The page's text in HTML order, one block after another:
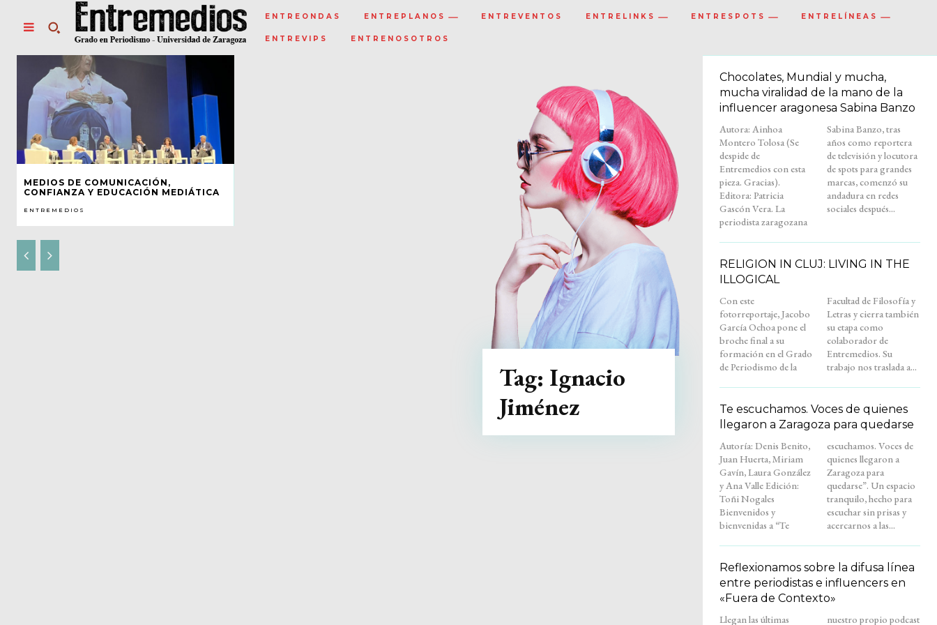
ENTREONDAS ENTREPLANOS ENTREVENTOS ENTRELINKS ENTRESPOTS ENTRELÍNEAS
ENTREVIPS ENTRENOSOTROS
MEDIOS DE COMUNICACIÓN,
CONFIANZA Y EDUCACIÓN MEDIÁTICA
ENTREMEDIOS
Tag: Ignacio
Jiménez
Chocolates, Mundial y mucha,
mucha viralidad de la mano de la
influencer aragonesa Sabina Banzo
Autora: Ainhoa
Montero Tolosa (Se
despide de
Entremedios con esta
pieza. Gracias).
Editora: Patricia
Gascón Vera. La
periodista zaragozana
Sabina Banzo, tras
años como reportera
de televisión y locutora
de spots para grandes
marcas, comenzó su
andadura en redes
sociales después...
RELIGION IN CLUJ: LIVING IN THE
ILLOGICAL
Con este
fotorreportaje, Jacobo
García Ochoa pone el
broche final a su
formación en el Grado
de Periodismo de la
Facultad de Filosofía y
Letras y cierra también
su etapa como
colaborador de
Entremedios. Su
trabajo nos traslada a...
Te escuchamos. Voces de quienes
llegaron a Zaragoza para quedarse
Autoría: Denis Benito,
Juan Huerta, Miriam
Gavín, Laura González
y Ana Valle Edición:
Toñi Nogales
Bienvenidos y
bienvenidas a “Te
escuchamos. Voces de
quienes llegaron a
Zaragoza para
quedarse”. Un espacio
tranquilo, hecho para
escuchar sin prisas y
acercarnos a las...
Reflexionamos sobre la difusa línea
entre periodistas e influencers en
«Fuera de Contexto»
Llegan las últimas
nuestro propio podcast